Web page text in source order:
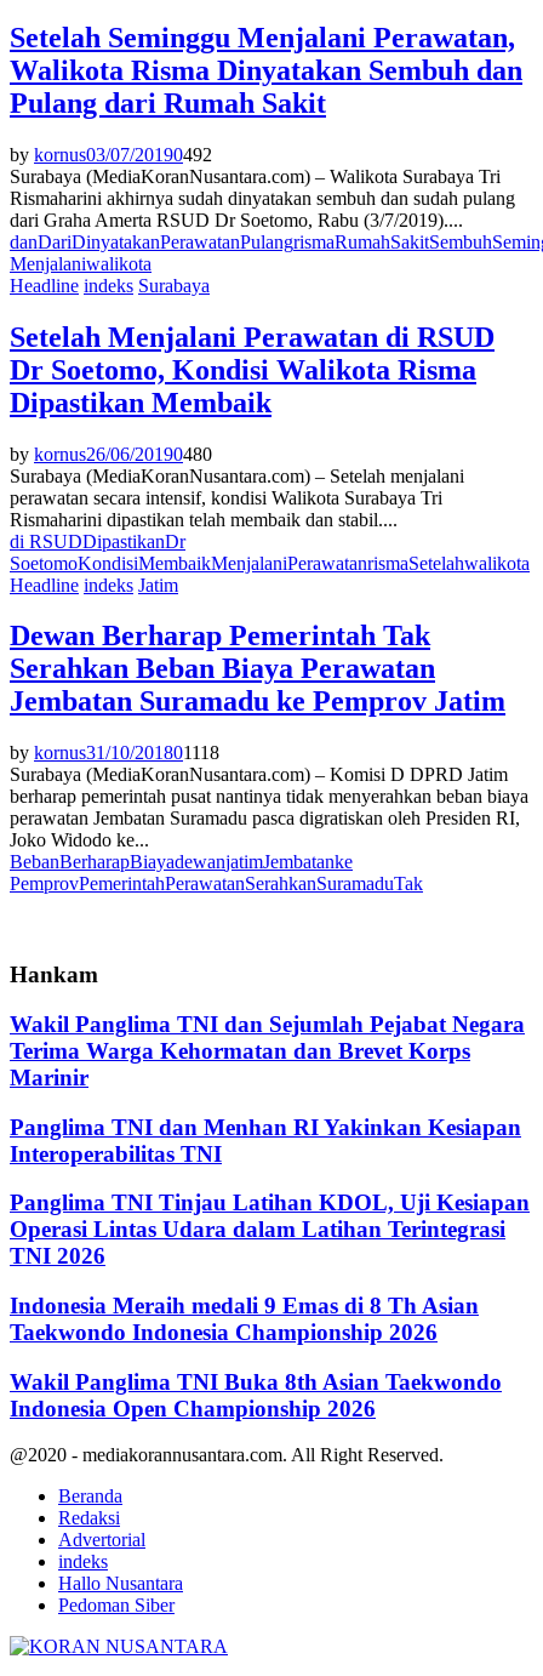
Setelah Seminggu Menjalani Perawatan,
Walikota Risma Dinyatakan Sembuh dan
Pulang dari Rumah Sakit
by kornus03/07/20190492
Surabaya (MediaKoranNusantara.com) – Walikota Surabaya Tri
Rismaharini akhirnya sudah dinyatakan sembuh dan sudah pulang
dari Graha Amerta RSUD Dr Soetomo, Rabu (3/7/2019)....
danDariDinyatakanPerawatanPulangrismaRumahSakitSembuh
Menjalaniwalikota
Headline indeks Surabaya
Setelah Menjalani Perawatan di RSUD
Dr Soetomo, Kondisi Walikota Risma
Dipastikan Membaik
by kornus26/06/20190480
Surabaya (MediaKoranNusantara.com) – Setelah menjalani
perawatan secara intensif, kondisi Walikota Surabaya Tri
Rismaharini dipastikan telah membaik dan stabil....
di RSUDDipastikanDr
SoetomoKondisiMembaikMenjalaniPerawatanrismaSetelahwalikota
Headline indeks Jatim
Dewan Berharap Pemerintah Tak
Serahkan Beban Biaya Perawatan
Jembatan Suramadu ke Pemprov Jatim
by kornus31/10/201801118
Surabaya (MediaKoranNusantara.com) – Komisi D DPRD Jatim
berharap pemerintah pusat nantinya tidak menyerahkan beban biaya
perawatan Jembatan Suramadu pasca digratiskan oleh Presiden RI,
Joko Widodo ke...
BebanBerharapBiayadewanjatimJembatanke
PemprovPemerintahPerawatanSerahkanSuramaduTak
Hankam
Wakil Panglima TNI dan Sejumlah Pejabat Negara
Terima Warga Kehormatan dan Brevet Korps
Marinir
Panglima TNI dan Menhan RI Yakinkan Kesiapan
Interoperabilitas TNI
Panglima TNI Tinjau Latihan KDOL, Uji Kesiapan
Operasi Lintas Udara dalam Latihan Terintegrasi
TNI 2026
Indonesia Meraih medali 9 Emas di 8 Th Asian
Taekwondo Indonesia Championship 2026
Wakil Panglima TNI Buka 8th Asian Taekwondo
Indonesia Open Championship 2026
@2020 - mediakorannusantara.com. All Right Reserved.
Beranda
Redaksi
Advertorial
indeks
Hallo Nusantara
Pedoman Siber